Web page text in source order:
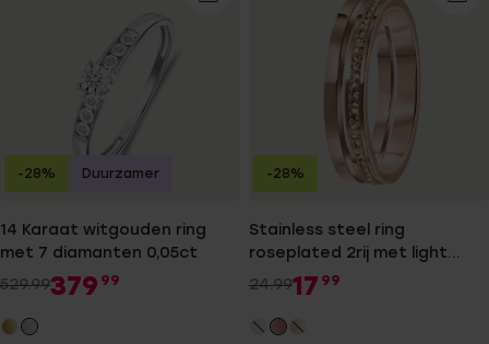
14 Karaat witgouden ring
met 7 diamanten 0,05ct
529.99379 99
-28% Duurzamer
Stainless steel ring
roseplated 2rij met light
peach
24.9917 99
-28%